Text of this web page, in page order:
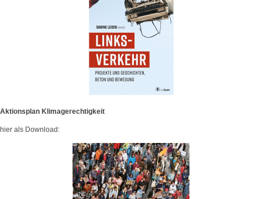
Aktionsplan Klimagerechtigkeit
hier als Download: